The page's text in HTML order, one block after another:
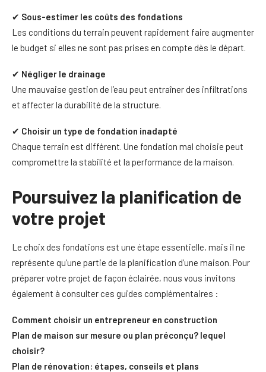
✔ Sous-estimer les coûts des fondations
Les conditions du terrain peuvent rapidement faire augmenter
le budget si elles ne sont pas prises en compte dès le départ.
✔ Négliger le drainage
Une mauvaise gestion de l’eau peut entraîner des infiltrations
et affecter la durabilité de la structure.
✔ Choisir un type de fondation inadapté
Chaque terrain est différent. Une fondation mal choisie peut
compromettre la stabilité et la performance de la maison.
Poursuivez la planification de
votre projet
Le choix des fondations est une étape essentielle, mais il ne
représente qu’une partie de la planification d’une maison. Pour
préparer votre projet de façon éclairée, nous vous invitons
également à consulter ces guides complémentaires :
Comment choisir un entrepreneur en construction
Plan de maison sur mesure ou plan préconçu? lequel
choisir?
Plan de rénovation: étapes, conseils et plans